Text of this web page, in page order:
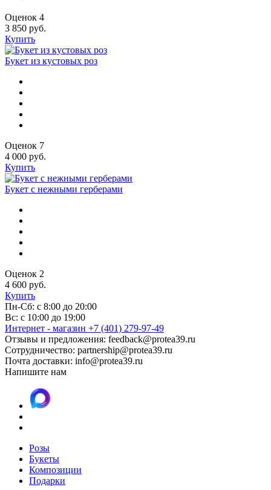
Оценок 4
3 850 руб.
Купить
Букет из кустовых роз
Оценок 7
4 000 руб.
Купить
Букет с нежными герберами
Оценок 2
4 600 руб.
Купить
Пн-Сб: с 8:00 до 20:00
Вс: с 10:00 до 19:00
Интернет - магазин +7 (401) 279-97-49
Отзывы и предложения: feedback@protea39.ru
Сотрудничество: partnership@protea39.ru
Почта доставки: info@protea39.ru
Напишите нам
Розы
Букеты
Композиции
Подарки